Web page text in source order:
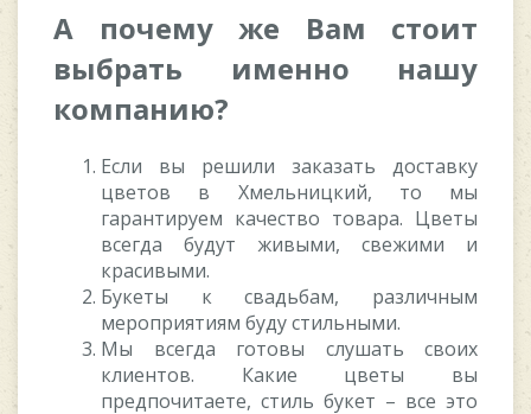
А почему же Вам стоит
выбрать именно нашу
компанию?
Если вы решили заказать доставку
цветов в Хмельницкий, то мы
гарантируем качество товара. Цветы
всегда будут живыми, свежими и
красивыми.
Букеты к свадьбам, различным
мероприятиям буду стильными.
Мы всегда готовы слушать своих
клиентов. Какие цветы вы
предпочитаете, стиль букет – все это